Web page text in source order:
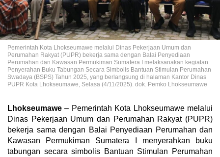
Pemerintah Kota Lhokseumawe melalui Dinas Pekerjaan Umum dan
Perumahan Rakyat (PUPR) bekerja sama dengan Balai Penyediaan
Perumahan dan Kawasan Permukiman Sumatera I melaksanakan kegiatan
Penyerahan Buku Tabungan Secara Simbolis Bantuan Stimulan Perumahan
Swadaya (BSPS) Tahun 2025, yang berlangsung di halaman Kantor Dinas
PUPR Kota Lhokseumawe, Selasa (4/11/2025). dok. Pemko Lhokseumawe
Lhokseumawe – Pemerintah Kota Lhokseumawe melalui
Dinas Pekerjaan Umum dan Perumahan Rakyat (PUPR)
bekerja sama dengan Balai Penyediaan Perumahan dan
Kawasan Permukiman Sumatera I menyerahkan buku
tabungan secara simbolis Bantuan Stimulan Perumahan